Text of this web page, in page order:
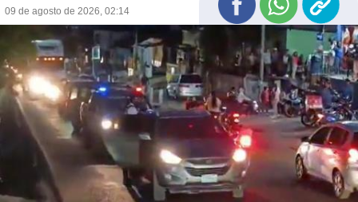
09 de agosto de 2026, 02:14